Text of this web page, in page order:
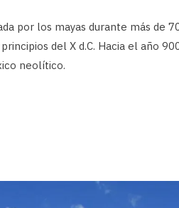
por los mayas durante más de
del X d.C. Hacia el año
neolítico.